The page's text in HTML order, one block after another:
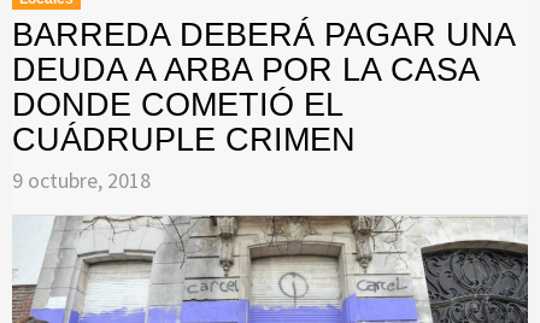
BARREDA DEBERÁ PAGAR UNA
DEUDA A ARBA POR LA CASA
DONDE COMETIÓ EL
CUÁDRUPLE CRIMEN
9 octubre, 2018